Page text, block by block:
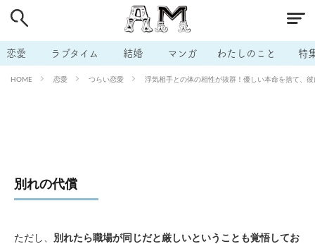
恋愛 ラブタイム 結婚 マンガ わたしのこと 特
HOME 恋愛 つらい恋愛 浮気相手との体の相性が抜群！優しい本命を捨て、
別れの代償
ただし、 別れたら職場が同じだと厳しいということも覚悟してお
# 男の本音 # セフレ
# 不倫 # 出会う方法 # マッチングアプリ
# ラブグッズ # 体の相性 # イケない